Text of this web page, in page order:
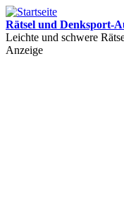
Rätsel und Denksport-
Leichte und schwere
Anzeige